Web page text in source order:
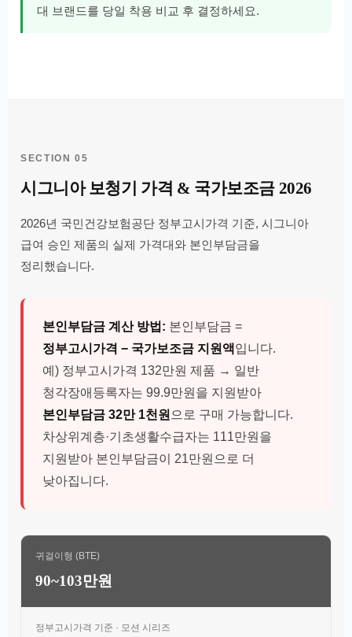
대 브랜드를 당일 착용 비교 후 결정하세요.
SECTION 05
시그니아 보청기 가격 & 국가보조금 2026
2026년 국민건강보험공단 정부고시가격 기준, 시그니아
급여 승인 제품의 실제 가격대와 본인부담금을
정리했습니다.
본인부담금 계산 방법: 본인부담금 =
정부고시가격 − 국가보조금 지원액입니다.
예) 정부고시가격 132만원 제품 → 일반
청각장애등록자는 99.9만원을 지원받아
본인부담금 32만 1천원 으로 구매 가능합니다.
차상위계층·기초생활수급자는 111만원을
지원받아 본인부담금이 21만원으로 더
낮아집니다.
귀걸이형 (BTE)
90~103만원
정부고시가격 기준 · 모션 시리즈